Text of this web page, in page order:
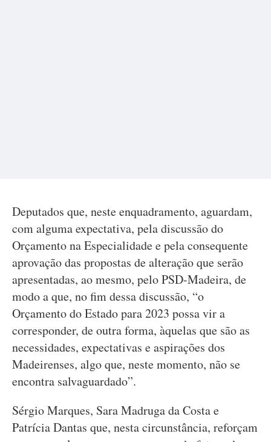
Deputados que, neste enquadramento, aguardam,
com alguma expectativa, pela discussão do
Orçamento na Especialidade e pela consequente
aprovação das propostas de alteração que serão
apresentadas, ao mesmo, pelo PSD-Madeira, de
modo a que, no fim dessa discussão, “o
Orçamento do Estado para 2023 possa vir a
corresponder, de outra forma, àquelas que são as
necessidades, expectativas e aspirações dos
Madeirenses, algo que, neste momento, não se
encontra salvaguardado”.
Sérgio Marques, Sara Madruga da Costa e
Patrícia Dantas que, nesta circunstância, reforçam